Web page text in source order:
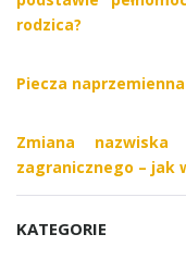
rodzica?
Piecza
Zmiana
zagranicznego – jak
KATEGORIE